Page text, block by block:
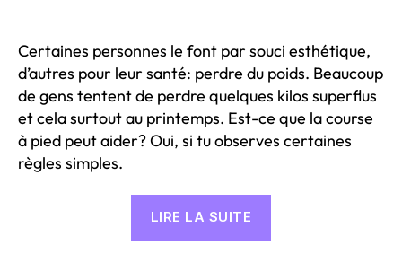
Certaines personnes le font par souci esthétique,
d’autres pour leur santé: perdre du poids. Beaucoup
de gens tentent de perdre quelques kilos superflus
et cela surtout au printemps. Est-ce que la course
à pied peut aider? Oui, si tu observes certaines
règles simples.
LIRE LA SUITE